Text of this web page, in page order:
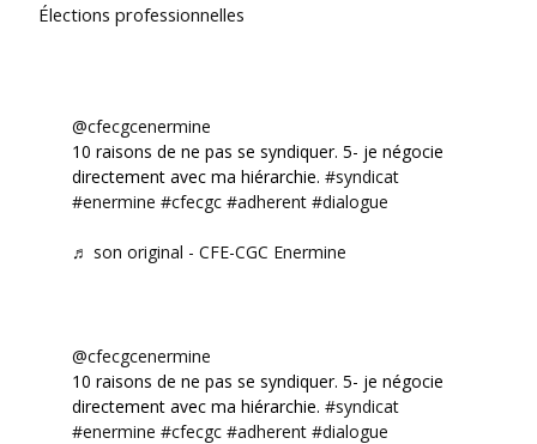
Élections professionnelles
@cfecgcenermine
10 raisons de ne pas se syndiquer. 5- je négocie
directement avec ma hiérarchie. #syndicat
#enermine #cfecgc #adherent #dialogue
♬ son original - CFE-CGC Enermine
@cfecgcenermine
10 raisons de ne pas se syndiquer. 5- je négocie
directement avec ma hiérarchie. #syndicat
#enermine #cfecgc #adherent #dialogue